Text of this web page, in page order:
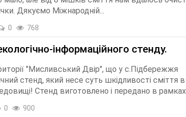
Дякуємо Міжнародній...
0 768
інформаційного стенду.
"Мисливський Двір", що у с.Підбережжя
стенд, який несе суть шкідливості сміття в
Стенд виготовлено і передано в
0 900